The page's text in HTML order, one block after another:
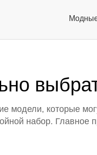
модели, которые
набор. Главное